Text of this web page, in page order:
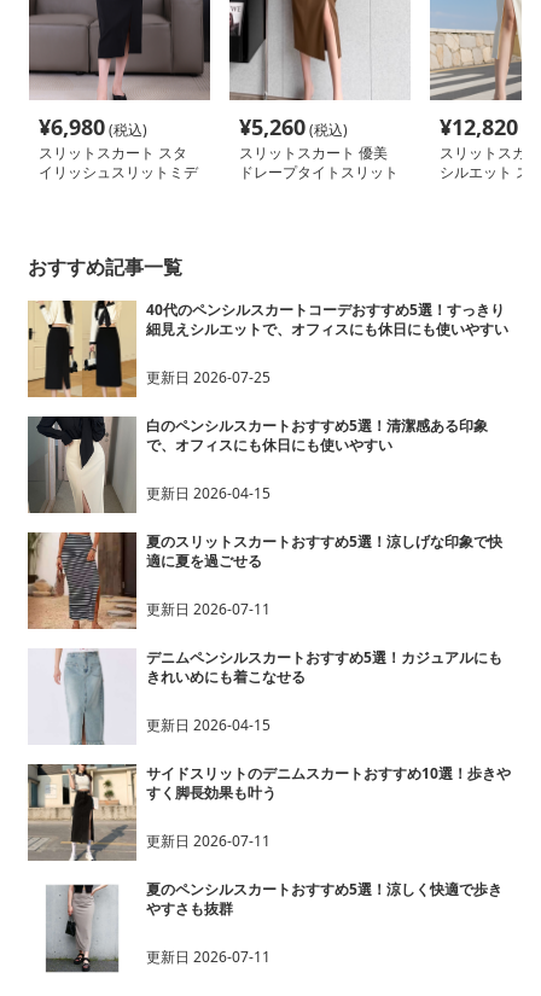
¥6,980(税込)
スリットスカート スタ
イリッシュスリットミデ
¥5,260(税込)
スリットスカート 優美
ドレープタイトスリット
¥12,820
スリットスカ
シルエット ス
おすすめ記事一覧
40代のペンシルスカートコーデおすすめ5選！すっきり
細見えシルエットで、オフィスにも休日にも使いやすい
更新日 2026-07-25
白のペンシルスカートおすすめ5選！清潔感ある印象
で、オフィスにも休日にも使いやすい
更新日 2026-04-15
夏のスリットスカートおすすめ5選！涼しげな印象で快
適に夏を過ごせる
更新日 2026-07-11
デニムペンシルスカートおすすめ5選！カジュアルにも
きれいめにも着こなせる
更新日 2026-04-15
サイドスリットのデニムスカートおすすめ10選！歩きや
すく脚長効果も叶う
更新日 2026-07-11
夏のペンシルスカートおすすめ5選！涼しく快適で歩き
やすさも抜群
更新日 2026-07-11